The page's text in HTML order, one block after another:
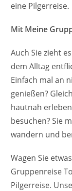
eine Pilgerreise.
Mit Meine
Auch Sie zieht
dem Alltag
Einfach mal an
genießen?
hautnah
besuchen? Sie
wandern und
Wagen Sie
Gruppenreise
Pilgerreise.